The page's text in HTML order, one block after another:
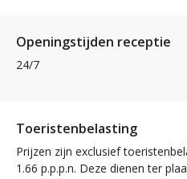
Openingstijden receptie
24/7
Toeristenbelasting
Prijzen zijn exclusief
1.66 p.p.p.n. Deze dienen ter